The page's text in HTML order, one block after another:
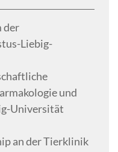
der
Liebig-
und
Universität
an der Tierklinik